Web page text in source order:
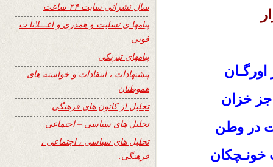
اورگـان
جز خزان
در وطن
خونـچکان
سال نشراتی سایت ۲۴ ساعت
پیامها ی تسلیت و همدری و اعـــلانا ت
فوتی
پیامهای تبریکی
پیشنهادات ، انتقادات و خواسته های
هموطنان
تجلیل از کانون های فرهنگی
تحلیل های سیاسی – اجتماعی
تحلیل های سیاسی ، اجتماعی ،
فرهنگی.